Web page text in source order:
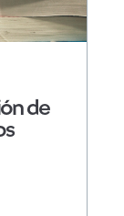
de